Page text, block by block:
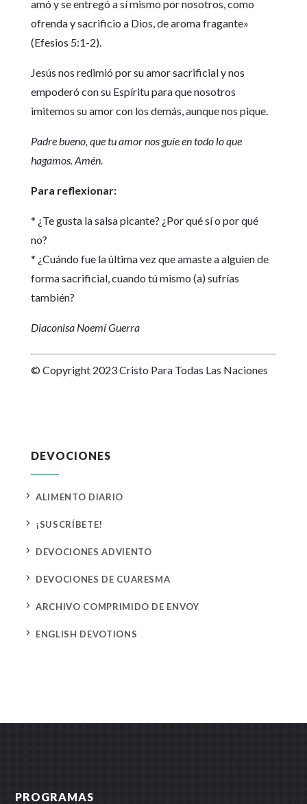
amó y se entregó a sí mismo por nosotros, como
ofrenda y sacrificio a Dios, de aroma fragante»
(Efesios 5:1-2).
Jesús nos redimió por su amor sacrificial y nos
empoderó con su Espíritu para que nosotros
imitemos su amor con los demás, aunque nos pique.
Padre bueno, que tu amor nos guíe en todo lo que
hagamos. Amén.
Para reflexionar:
* ¿Te gusta la salsa picante? ¿Por qué sí o por qué
no?
* ¿Cuándo fue la última vez que amaste a alguien de
forma sacrificial, cuando tú mismo (a) sufrías
también?
Diaconisa Noemí Guerra
© Copyright 2023 Cristo Para Todas Las Naciones
DEVOCIONES
5 ALIMENTO DIARIO
5 ¡SUSCRÍBETE!
5 DEVOCIONES ADVIENTO
5 DEVOCIONES DE CUARESMA
5 ARCHIVO COMPRIMIDO DE ENVOY
5 ENGLISH DEVOTIONS
PROGRAMAS